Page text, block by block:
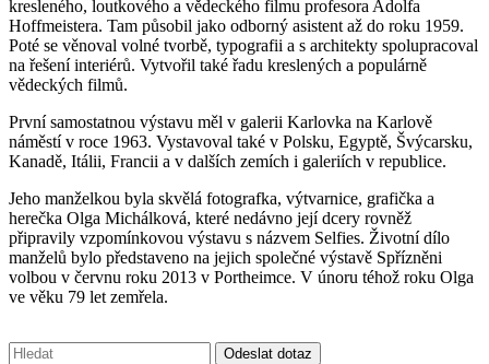
kresleného, loutkového a vědeckého filmu profesora Adolfa
Hoffmeistera. Tam působil jako odborný asistent až do roku 1959.
Poté se věnoval volné tvorbě, typografii a s architekty spolupracoval
na řešení interiérů. Vytvořil také řadu kreslených a populárně
vědeckých filmů.
První samostatnou výstavu měl v galerii Karlovka na Karlově
náměstí v roce 1963. Vystavoval také v Polsku, Egyptě, Švýcarsku,
Kanadě, Itálii, Francii a v dalších zemích i galeriích v republice.
Jeho manželkou byla skvělá fotografka, výtvarnice, grafička a
herečka Olga Michálková, které nedávno její dcery rovněž
připravily vzpomínkovou výstavu s názvem Selfies. Životní dílo
manželů bylo představeno na jejich společné výstavě Spřízněni
volbou v červnu roku 2013 v Portheimce. V únoru téhož roku Olga
ve věku 79 let zemřela.
Vyhledávání: Odeslat dotaz